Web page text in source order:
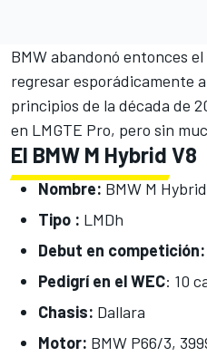
BMW abandonó entonces
regresar esporádicamente
principios de la década de
en LMGTE Pro, pero sin
El BMW M Hybrid V8
Nombre: BMW M
Tipo : LMDh
Debut en competición:
Pedigrí en el WEC: 10
Chasis: Dallara
Motor: BMW P66/3,